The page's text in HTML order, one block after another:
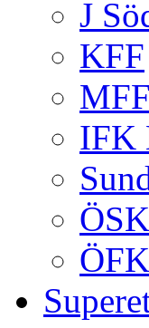
J
KFF
MFF
IFK
ÖSK
ÖFK